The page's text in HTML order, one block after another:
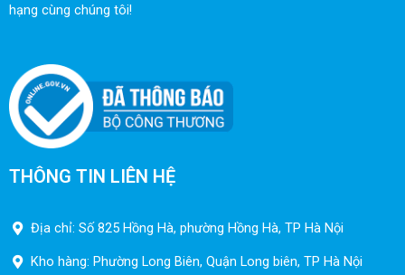
hạng cùng chúng tôi!
THÔNG TIN LIÊN HỆ
Địa chỉ: Số 825 Hồng Hà, phường Hồng Hà, TP Hà Nội
Kho hàng: Phường Long Biên, Quận Long biên, TP Hà Nội